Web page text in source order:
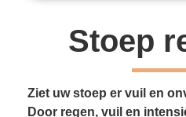
Stoep
Ziet uw stoep er vuil en
Door regen, vuil en